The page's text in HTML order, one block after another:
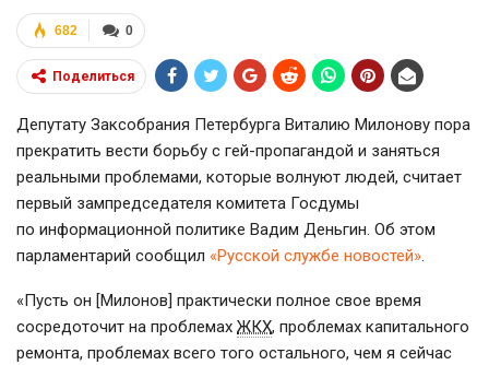
0
682
Поделиться
Депутату Заксобрания Петербурга Виталию Милонову пора
прекратить вести борьбу с гей-пропагандой и заняться
реальными проблемами, которые волнуют людей, считает
первый зампредседателя комитета Госдумы
по информационной политике Вадим Деньгин. Об этом
парламентарий сообщил «Русской службе новостей».
«Пусть он [Милонов] практически полное свое время
сосредоточит на проблемах ЖКХ, проблемах капитального
ремонта, проблемах всего того остального, чем я сейчас